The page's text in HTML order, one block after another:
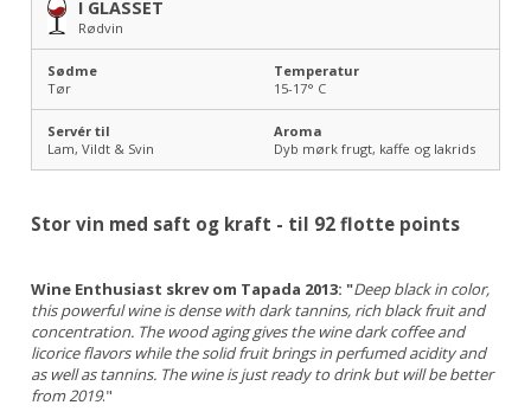
I GLASSET
Rødvin
Sødme
Tør
Temperatur
15-17° C
Servér til
Lam, Vildt & Svin
Aroma
Dyb mørk frugt, kaffe og lakrids
Stor vin med saft og kraft - til 92 flotte points
Wine Enthusiast skrev om Tapada 2013: "Deep black in color,
this powerful wine is dense with dark tannins, rich black fruit and
concentration. The wood aging gives the wine dark coffee and
licorice flavors while the solid fruit brings in perfumed acidity and
as well as tannins. The wine is just ready to drink but will be better
from 2019."